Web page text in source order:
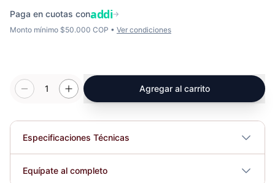
Paga en cuotas conaddi→
Monto mínimo $50.000 COP • Ver condiciones
1 Agregar al carrito
Especificaciones Técnicas
Plegable No
Equípate al completo